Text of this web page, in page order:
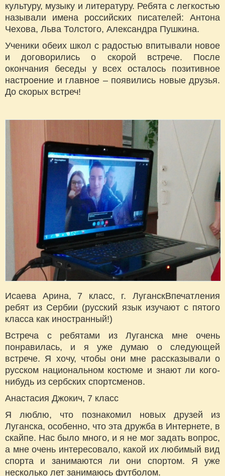
культуру, музыку и литературу. Ребята с легкостью
называли имена российских писателей: Антона
Чехова, Льва Толстого, Александра Пушкина.
Ученики обеих школ с радостью впитывали новое
и договорились о скорой встрече. После
окончания беседы у всех осталось позитивное
настроение и главное – появились новые друзья.
До скорых встреч!
Исаева Арина, 7 класс, г. ЛуганскВпечатления
ребят из Сербии (русский язык изучают с пятого
класса как иностранный!)
Встреча с ребятами из Луганска мне очень
понравилась, и я уже думаю о следующей
встрече. Я хочу, чтобы они мне рассказывали о
русском национальном костюме и знают ли кого-
нибудь из сербских спортсменов.
Анастасия Джокич, 7 класс
Я люблю, что познакомил новых друзей из
Луганска, особенно, что эта дружба в Интернете, в
скайпе. Нас было много, и я не мог задать вопрос,
а мне очень интересовало, какой их любимый вид
спорта и занимаются ли они спортом. Я уже
несколько лет занимаюсь футболом.